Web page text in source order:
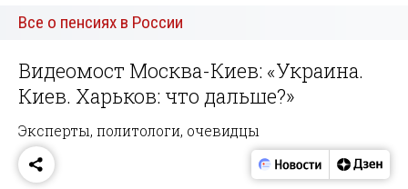
Все о пенсиях в России
Видеомост Москва-Киев: «Украина.
Киев. Харьков: что дальше?»
Эксперты, политологи, очевидцы